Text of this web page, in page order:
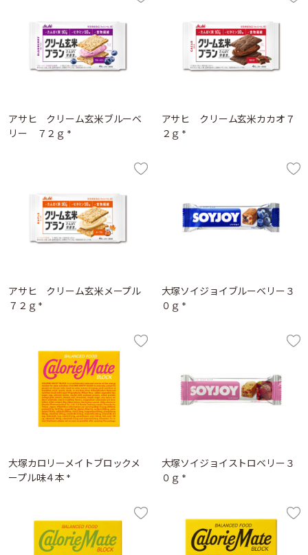
アサヒ クリーム玄米ブルーベ
リー ７２ｇ *
アサヒ クリーム玄米カカオ７
２ｇ *
アサヒ クリーム玄米メープル
７２ｇ *
大塚ソイジョイブルーベリー３
０ｇ *
大塚カロリーメイトブロックメ
ープル味４本 *
大塚ソイジョイストロベリー３
０ｇ *